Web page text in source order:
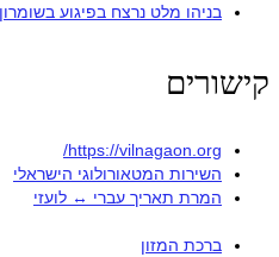
בניהו מלט נרצח בפיגוע בשומרון
קישורים
https://vilnagaon.org/
השירות המטאורולוגי הישראלי
המרת תאריך עברי ↔ לועזי
ברכת המזון